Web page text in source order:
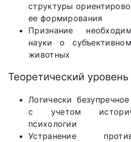
структуры
ее формирования
Признание
науки о
животных
Теоретический уровень
Логически
с учетом
психологии
Устранение